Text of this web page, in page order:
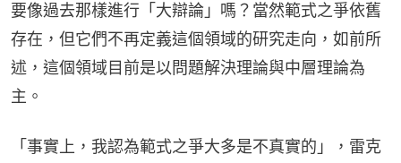
要像過去那樣進行「大辯論」嗎？當然範式之爭依舊
存在，但它們不再定義這個領域的研究走向，如前所
述，這個領域目前是以問題解決理論與中層理論為
主。
「事實上，我認為範式之爭大多是不真實的」，雷克